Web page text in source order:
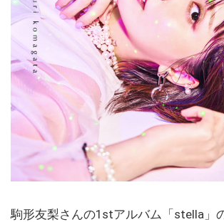
駒形友梨さんの1stアルバム「stella」